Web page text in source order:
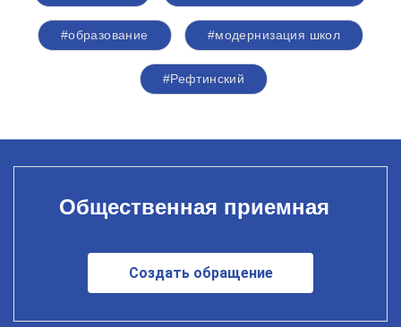
#образование #модернизация школ
#Рефтинский
Общественная приемная
Создать обращение